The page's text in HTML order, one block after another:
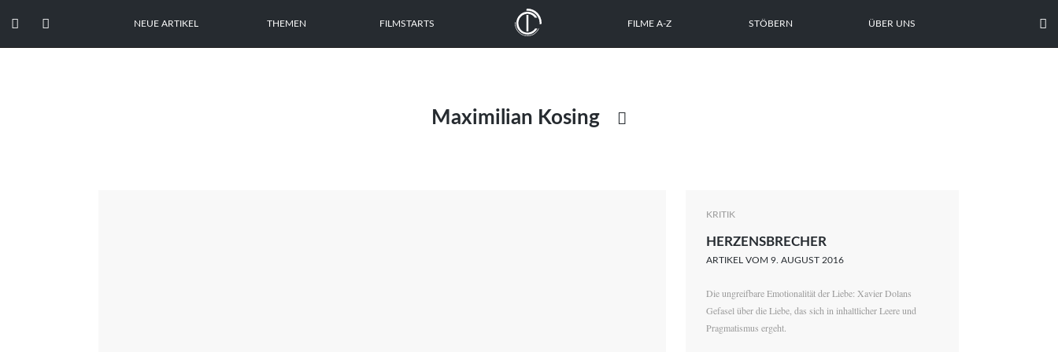
  NEUE ARTIKEL THEMEN FILMSTARTS FILME A-Z STÖBERN ÜBER UNS 
Maximilian Kosing 
KRITIK
HERZENSBRECHER
ARTIKEL VOM 9. AUGUST 2016
Die ungreifbare Emotionalität der Liebe: Xavier Dolans
Gefasel über die Liebe, das sich in inhaltlicher Leere und
Pragmatismus ergeht.